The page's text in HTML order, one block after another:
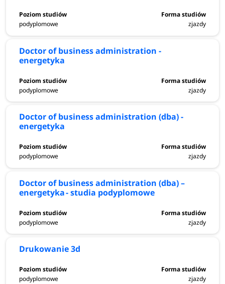
podyplomowe zjazdy
Doctor of business administration -
energetyka
podyplomowe zjazdy
Doctor of business administration (dba) -
energetyka
podyplomowe zjazdy
Doctor of business administration (dba) –
energetyka - studia podyplomowe
podyplomowe zjazdy
Drukowanie 3d
podyplomowe zjazdy